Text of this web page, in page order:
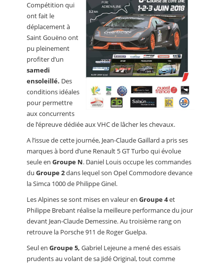
Compétition qui
ont fait le
déplacement à
Saint Gouëno ont
pu pleinement
profiter d’un
samedi
ensoleillé. Des
conditions idéales
pour permettre
aux concurrents
de l’épreuve dédiée aux VHC de lâcher les chevaux.
A l’issue de cette journée, Jean-Claude Gaillard a pris ses
marques à bord d’une Renault 5 GT Turbo qui évolue
seule en Groupe N. Daniel Louis occupe les commandes
du Groupe 2dans lequel son Opel Commodore devance
la Simca 1000 de Philippe Ginel.
Les Alpines se sont mises en valeur en Groupe 4et
Philippe Brebant réalise la meilleure performance du jour
devant Jean-Claude Demessine. Au troisième rang on
retrouve la Porsche 911 de Roger Guelpa.
Seul en Groupe 5, Gabriel Lejeune a mené des essais
prudents au volant de sa Jidé Original, tout comme